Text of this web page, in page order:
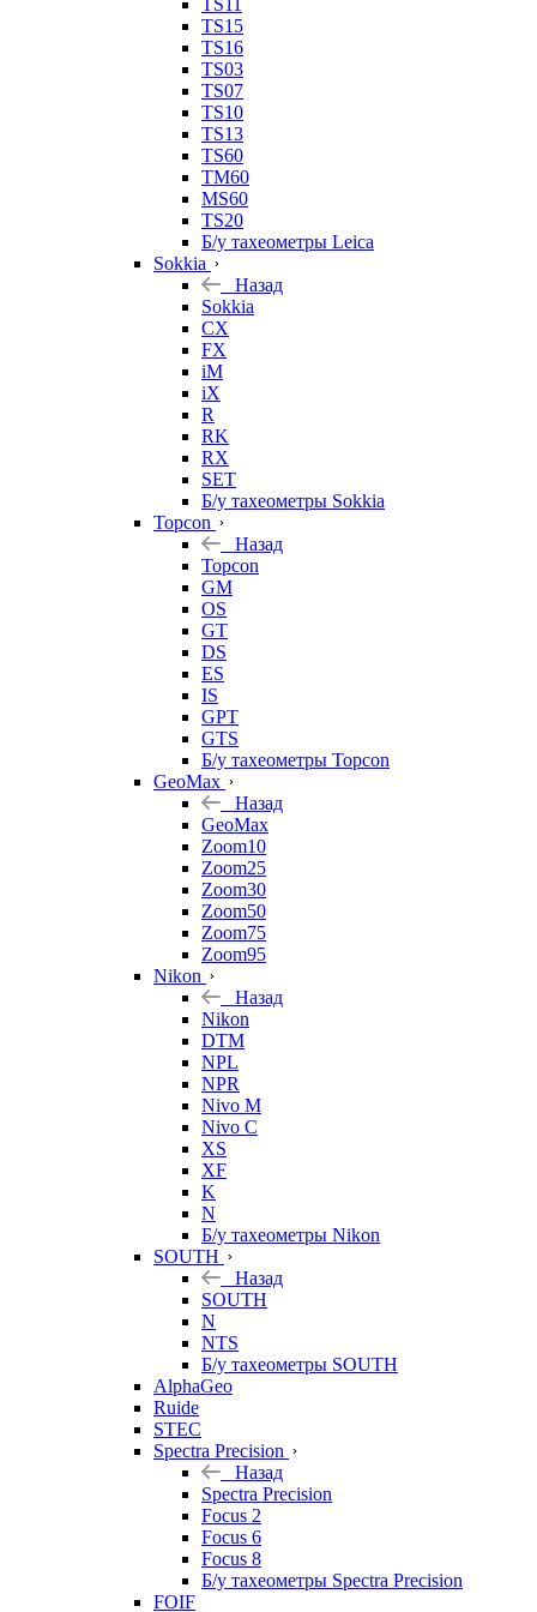
TS11
TS15
TS16
TS03
TS07
TS10
TS13
TS60
TM60
MS60
TS20
Б/у тахеометры Leica
Sokkia
Назад
Sokkia
CX
FX
iM
iX
R
RK
RX
SET
Б/у тахеометры Sokkia
Topcon
Назад
Topcon
GM
OS
GT
DS
ES
IS
GPT
GTS
Б/у тахеометры Topcon
GeoMax
Назад
GeoMax
Zoom10
Zoom25
Zoom30
Zoom50
Zoom75
Zoom95
Nikon
Назад
Nikon
DTM
NPL
NPR
Nivo M
Nivo C
XS
XF
K
N
Б/у тахеометры Nikon
SOUTH
Назад
SOUTH
N
NTS
Б/у тахеометры SOUTH
AlphaGeo
Ruide
STEC
Spectra Precision
Назад
Spectra Precision
Focus 2
Focus 6
Focus 8
Б/у тахеометры Spectra Precision
FOIF